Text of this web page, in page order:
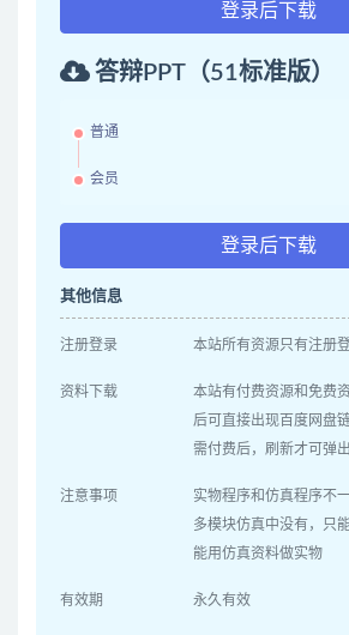
登录后下载
答辩PPT（51标准版）
普通
会员
登录后下载
其他信息
注册登录 本站所有资源只有注册
资料下载
本站有付费资源和免费
后可直接出现百度网盘
需付费后，刷新才可弹
注意事项
实物程序和仿真程序不
多模块仿真中没有，只
能用仿真资料做实物
有效期 永久有效